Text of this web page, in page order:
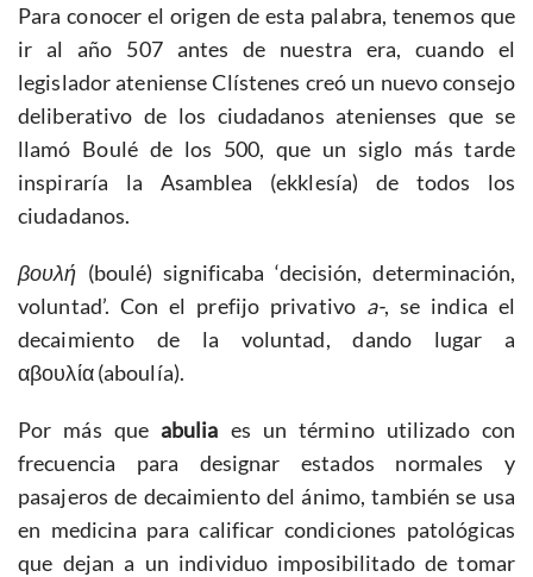
Para conocer el origen de esta palabra, tenemos que
ir al año 507 antes de nuestra era, cuando el
legislador ateniense Clístenes creó un nuevo consejo
deliberativo de los ciudadanos atenienses que se
llamó Boulé de los 500, que un siglo más tarde
inspiraría la Asamblea (ekklesía) de todos los
ciudadanos.
βουλή (boulé) significaba ‘decisión, determinación,
voluntad’. Con el prefijo privativo a-, se indica el
decaimiento de la voluntad, dando lugar a
αβουλία (aboulía).
Por más que abulia es un término utilizado con
frecuencia para designar estados normales y
pasajeros de decaimiento del ánimo, también se usa
en medicina para calificar condiciones patológicas
que dejan a un individuo imposibilitado de tomar